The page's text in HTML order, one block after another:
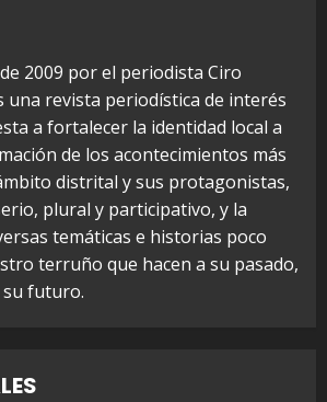
2009 por el periodista Ciro
una revista periodística de interés
a fortalecer la identidad local a
de los acontecimientos más
distrital y sus protagonistas,
plural y participativo, y la
temáticas e historias poco
terruño que hacen a su pasado,
su futuro.